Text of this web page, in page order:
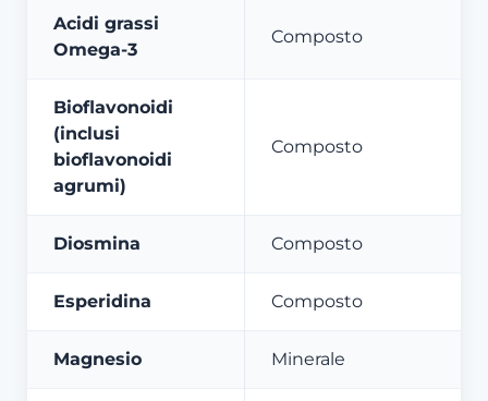
Acidi grassi
Omega-3
Composto
Bioflavonoidi
(inclusi
bioflavonoidi
agrumi)
Composto
Diosmina Composto
Esperidina Composto
Magnesio Minerale